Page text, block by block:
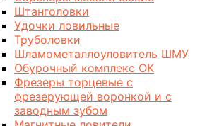
Штанголовки
Удочки ловильные
Труболовки
Шламометаллоуловитель ШМУ
Обурочный комплекс ОК
Фрезеры торцевые с
фрезерующей воронкой и с
заводным зубом